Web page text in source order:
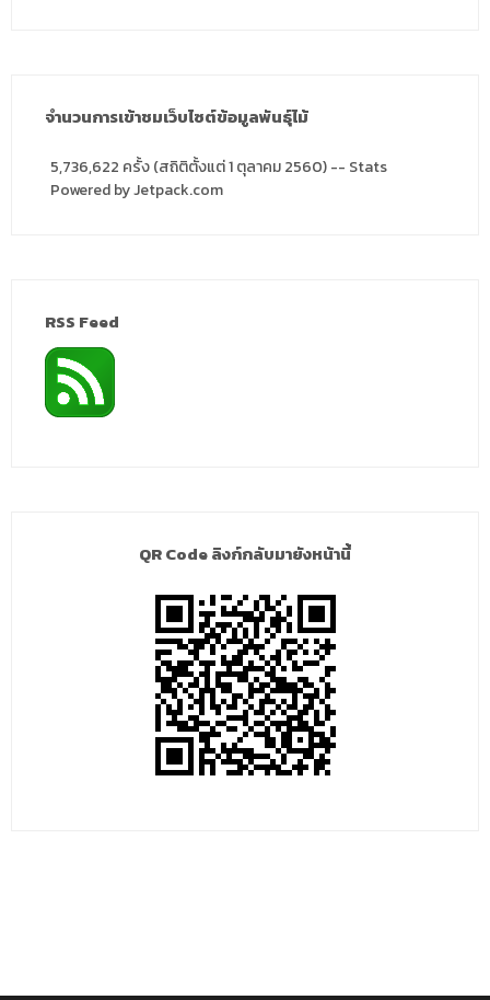
จำนวนการเข้าชมเว็บไซต์ข้อมูลพันธุ์ไม้
5,736,622 ครั้ง (สถิติตั้งแต่ 1 ตุลาคม 2560) -- Stats
Powered by Jetpack.com
RSS Feed
QR Code ลิงก์กลับมายังหน้านี้